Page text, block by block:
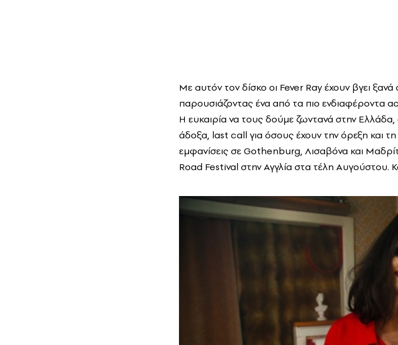
Με αυτόν τον δίσκο οι Fever Ray έχουν βγει
παρουσιάζοντας ένα από τα πιο ενδιαφέροντα
Η ευκαιρία να τους δούμε ζωντανά στην
άδοξα, last call για όσους έχουν την όρεξη και
εμφανίσεις σε Gothenburg, Λισαβόνα και
Road Festival στην Αγγλία στα τέλη